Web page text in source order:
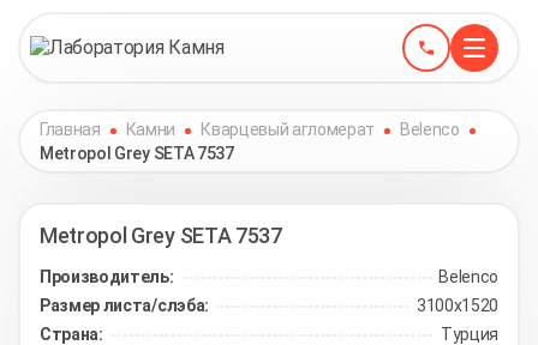
Главная Камни Кварцевый агломерат
Belenco
Metropol Grey SETA 7537
Metropol Grey SETA7537
Производитель:
Belenco
Размер листа/слэба:
3100х1520
Страна:
Турция